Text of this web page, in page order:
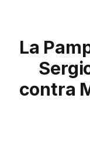
La
contra